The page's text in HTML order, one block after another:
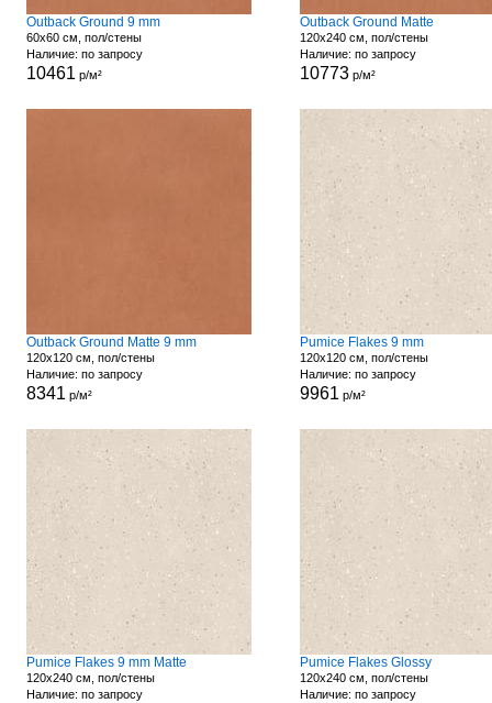
Outback Ground 9 mm
60x60 см, пол/стены
Наличие: по запросу
10461 р/м²
Outback Ground Matte
120x240 см, пол/стены
Наличие: по запросу
10773р/м²
Outback Ground Matte 9 mm
120x120 см, пол/стены
Наличие: по запросу
8341 р/м²
Pumice Flakes 9 mm
120x120 см, пол/стены
Наличие: по запросу
9961 р/м²
Pumice Flakes 9 mm Matte
120x240 см, пол/стены
Наличие: по запросу
Pumice Flakes Glossy
120x240 см, пол/стены
Наличие: по запросу